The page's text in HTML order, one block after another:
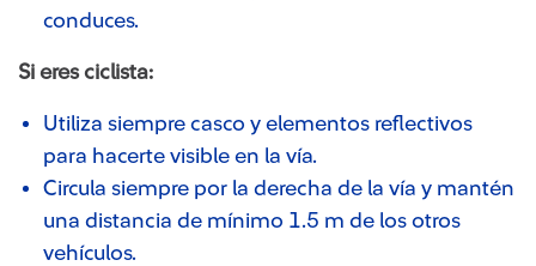
conduces.
Si eres ciclista:
Utiliza siempre casco y elementos reflectivos
para hacerte visible en la vía.
Circula siempre por la derecha de la vía y mantén
una distancia de mínimo 1.5 m de los otros
vehículos.